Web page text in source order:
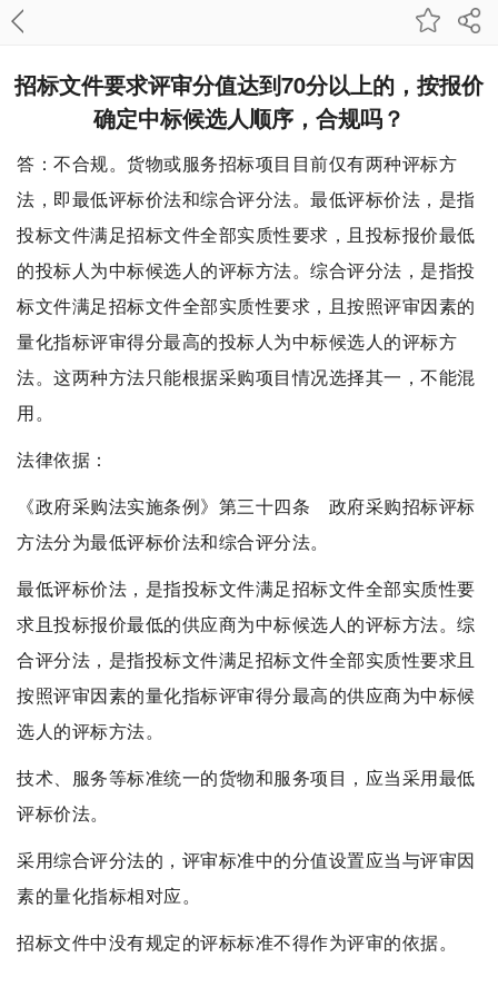
招标文件要求评审分值达到70分以上的，按报价
确定中标候选人顺序，合规吗？
答：不合规。货物或服务招标项目目前仅有两种评标方
法，即最低评标价法和综合评分法。最低评标价法，是指
投标文件满足招标文件全部实质性要求，且投标报价最低
的投标人为中标候选人的评标方法。综合评分法，是指投
标文件满足招标文件全部实质性要求，且按照评审因素的
量化指标评审得分最高的投标人为中标候选人的评标方
法。这两种方法只能根据采购项目情况选择其一，不能混
用。
法律依据：
《政府采购法实施条例》第三十四条 政府采购招标评标
方法分为最低评标价法和综合评分法。
最低评标价法，是指投标文件满足招标文件全部实质性要
求且投标报价最低的供应商为中标候选人的评标方法。综
合评分法，是指投标文件满足招标文件全部实质性要求且
按照评审因素的量化指标评审得分最高的供应商为中标候
选人的评标方法。
技术、服务等标准统一的货物和服务项目，应当采用最低
评标价法。
采用综合评分法的，评审标准中的分值设置应当与评审因
素的量化指标相对应。
招标文件中没有规定的评标标准不得作为评审的依据。